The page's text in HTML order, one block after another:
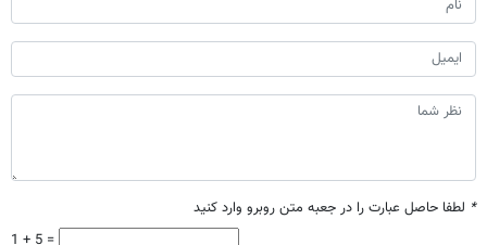
* لطفا حاصل عبارت را در جعبه متن روبرو وارد کنید